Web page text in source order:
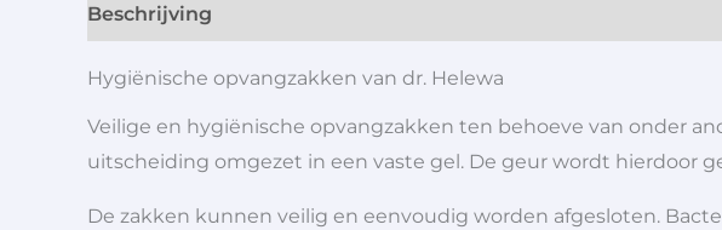
Beschrijving
Hygiënische opvangzakken van dr. Helewa
Veilige en hygiënische opvangzakken ten behoeve van onder
uitscheiding omgezet in een vaste gel. De geur wordt hierdoor
De zakken kunnen veilig en eenvoudig worden afgesloten.